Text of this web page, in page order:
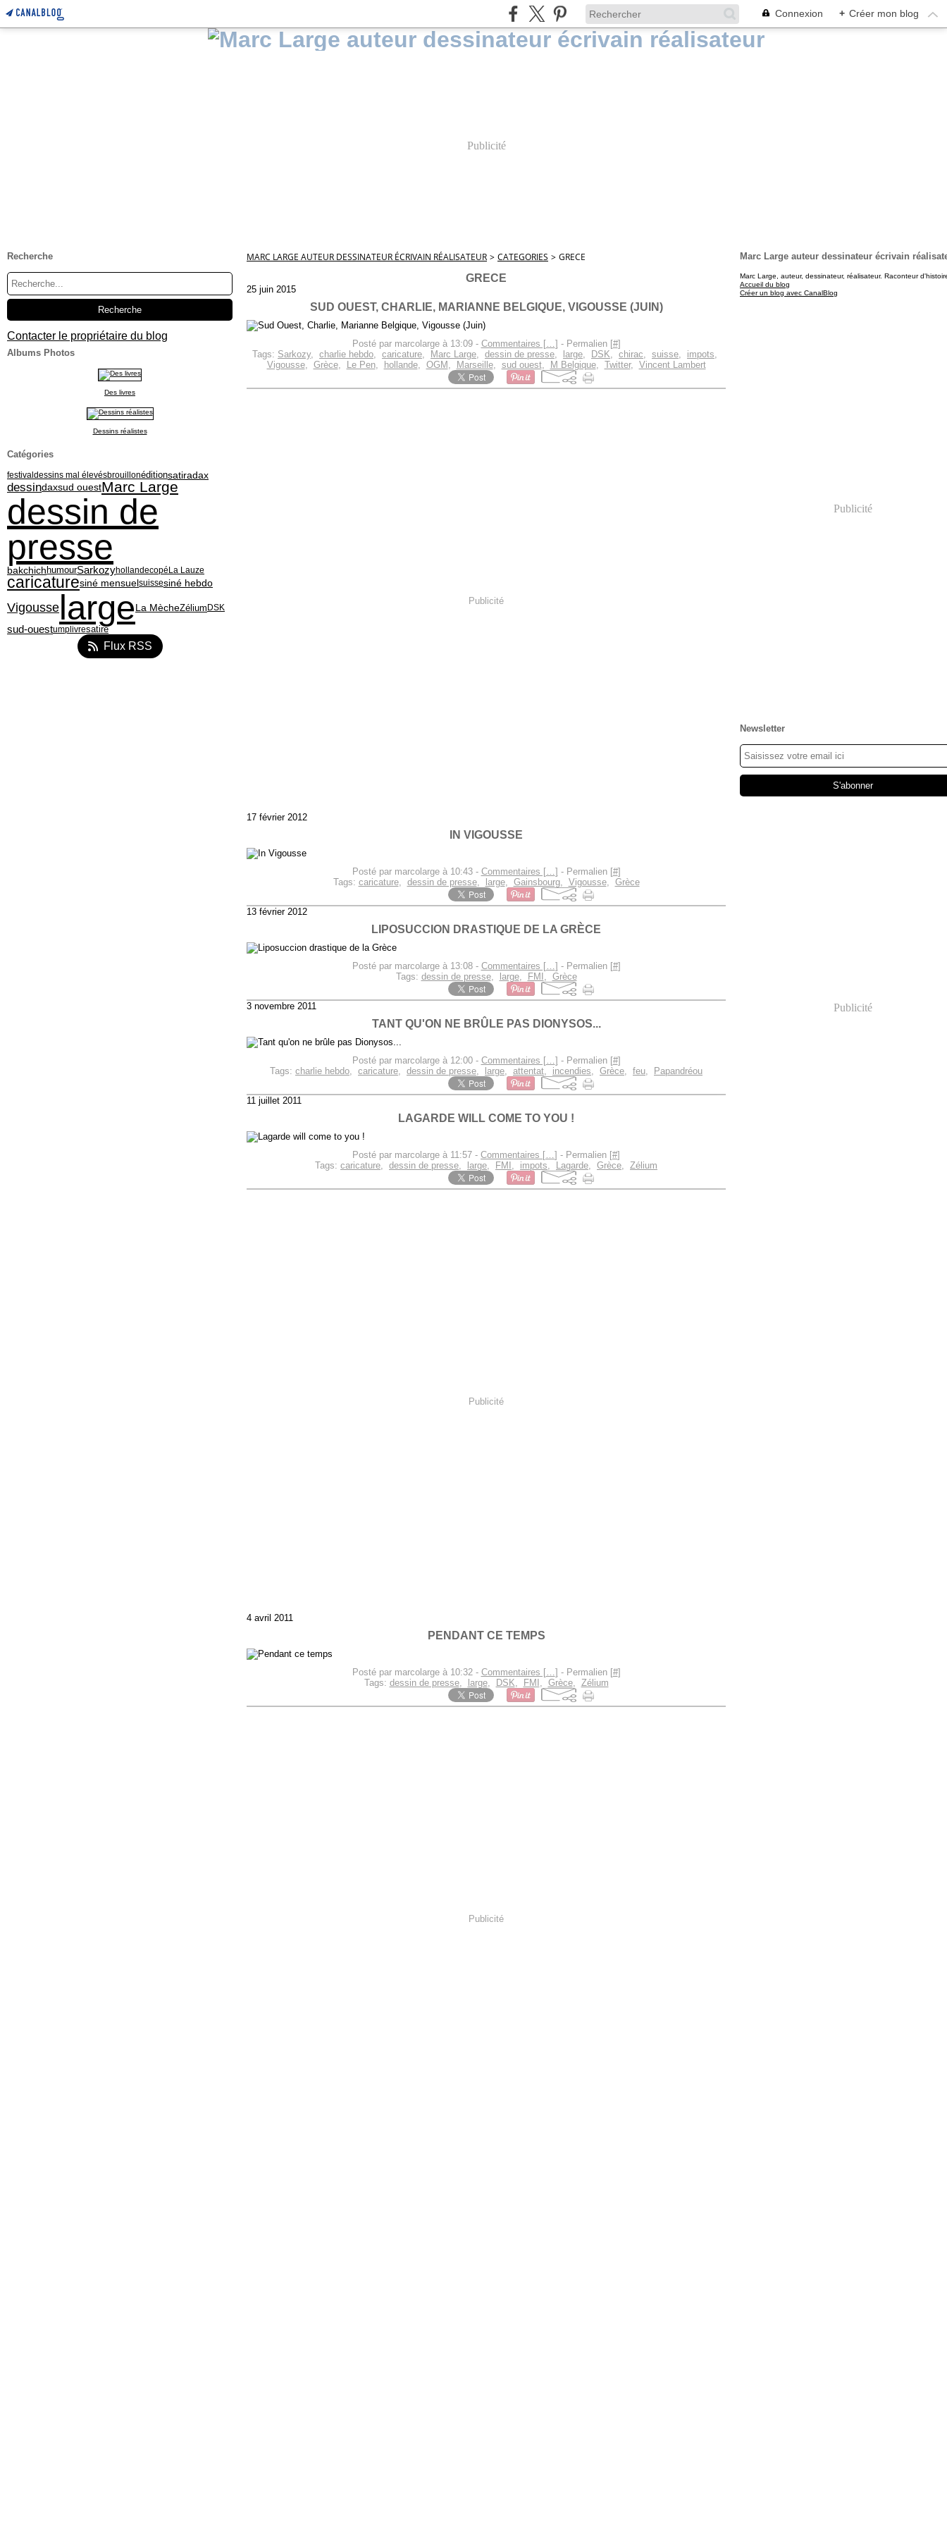
Connexion + Créer mon blog
Publicité
Recherche
Contacter le propriétaire du blog
Albums Photos
Des livres
Dessins réalistes
Catégories
festival dessins mal élevésbrouillonéditionsatiradax
dessindaxsud ouestMarc Large
dessin de
presse
bakchich humourSarkozyhollandecopéLa Lauze
caricaturesiné mensuelsuissesiné hebdo
Vigousse largeLa MècheZélium DSK
sud-ouestump livresatire
Flux RSS
MARC LARGE AUTEUR DESSINATEUR ÉCRIVAIN RÉALISATEUR > CATEGORIES > GRECE
GRECE
25 juin 2015
SUD OUEST, CHARLIE, MARIANNE BELGIQUE, VIGOUSSE (JUIN)
Posté par marcolarge à 13:09 - Commentaires […] - Permalien [#]
Tags: Sarkozy, charlie hebdo, caricature, Marc Large, dessin de presse, large, DSK, chirac, suisse, impots,
Vigousse, Grèce, Le Pen, hollande, OGM , Marseille, sud ouest, M Belgique, Twitter, Vincent Lambert
Publicité
17 février 2012
IN VIGOUSSE
Posté par marcolarge à 10:43 - Commentaires […] - Permalien [#]
Tags: caricature, dessin de presse, large, Gainsbourg, Vigousse, Grèce
13 février 2012
LIPOSUCCION DRASTIQUE DE LA GRÈCE
Posté par marcolarge à 13:08 - Commentaires […] - Permalien [#]
Tags: dessin de presse, large, FMI , Grèce
3 novembre 2011
TANT QU'ON NE BRÛLE PAS DIONYSOS...
Posté par marcolarge à 12:00 - Commentaires […] - Permalien [#]
Tags: charlie hebdo, caricature, dessin de presse, large, attentat, incendies, Grèce, feu, Papandréou
11 juillet 2011
LAGARDE WILL COME TO YOU !
Posté par marcolarge à 11:57 - Commentaires […] - Permalien [#]
Tags: caricature, dessin de presse, large, FMI , impots, Lagarde, Grèce, Zélium
Publicité
4 avril 2011
PENDANT CE TEMPS
Posté par marcolarge à 10:32 - Commentaires […] - Permalien [#]
Tags: dessin de presse, large, DSK, FMI , Grèce, Zélium
Publicité
Marc Large auteur dessinateur écrivain
Marc Large, auteur, dessinateur, réalisateur. Raconteur
Accueil du blog
Créer un blog avec CanalBlog
Publicité
Newsletter
Publicité